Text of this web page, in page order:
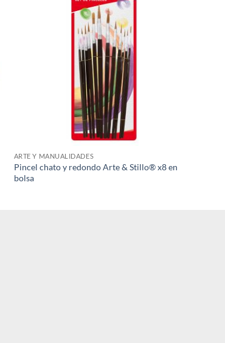
ARTE Y MANUALIDADES
Pincel chato y redondo Arte & Stillo® x8 en
bolsa